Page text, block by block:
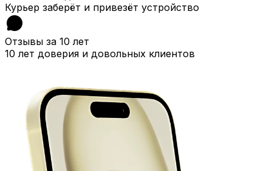
Курьер заберёт и привезёт устройство
Отзывы за 10 лет
10 лет доверия и довольных клиентов